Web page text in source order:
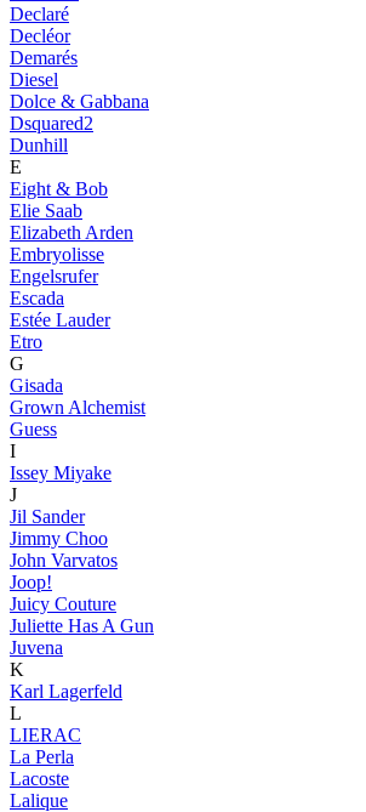
Declaré
Decléor
Demarés
Diesel
Dolce & Gabbana
Dsquared2
Dunhill
E
Eight & Bob
Elie Saab
Elizabeth Arden
Embryolisse
Engelsrufer
Escada
Estée Lauder
Etro
G
Gisada
Grown Alchemist
Guess
I
Issey Miyake
J
Jil Sander
Jimmy Choo
John Varvatos
Joop!
Juicy Couture
Juliette Has A Gun
Juvena
K
Karl Lagerfeld
L
LIERAC
La Perla
Lacoste
Lalique